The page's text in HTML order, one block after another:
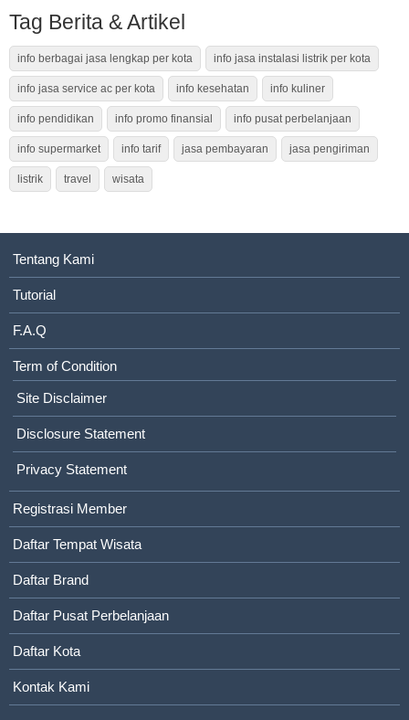
Tag Berita & Artikel
info berbagai jasa lengkap per kota info jasa instalasi listrik per kota
info jasa service ac per kota info kesehatan info kuliner
info pendidikan info promo finansial info pusat perbelanjaan
info supermarket info tarif jasa pembayaran jasa pengiriman
listrik travel wisata
Tentang Kami
Tutorial
F.A.Q
Term of Condition
Site Disclaimer
Disclosure Statement
Privacy Statement
Registrasi Member
Daftar Tempat Wisata
Daftar Brand
Daftar Pusat Perbelanjaan
Daftar Kota
Kontak Kami